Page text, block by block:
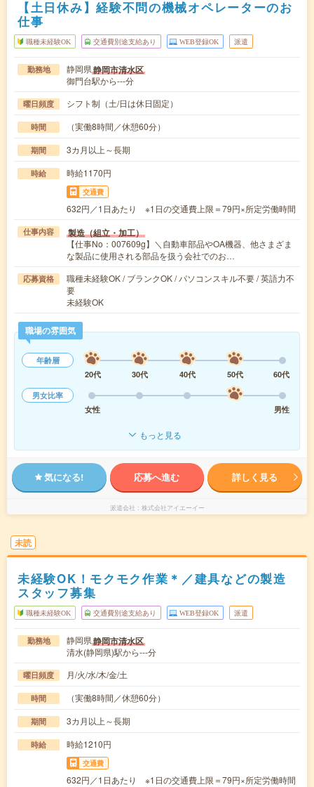
【土日休み】経験不問の機械オペレーターのお
仕事
職種未経験OK 交通費別途支給あり WEB登録OK 派遣
勤務地 静岡県静岡市清水区
御門台駅から---分
曜日頻度 シフト制（土/日は休日固定）
時間 （実働8時間／休憩60分）
期間 3カ月以上～長期
時給 時給1170円
交通費
632円／1日あたり ※1日の交通費上限＝79円×所定労働時間
仕事内容 製造（組立・加工）
【仕事No：007609g】＼自動車部品やOA機器、他さまざま
な製品に使用される部品を扱う会社でのお…
応募資格
職種未経験OK / ブランクOK / パソコンスキル不要 / 英語力不
要
未経験OK
職場の雰囲気
年齢層
20代
30代 40代 50代
60代
男女比率
女性
男性
もっと見る
気になる! 応募へ進む 詳しく見る
派遣会社 株式会社アイエーイー
未読
未経験OK！モクモク作業＊／建具などの製造
スタッフ募集
職種未経験OK 交通費別途支給あり WEB登録OK 派遣
勤務地 静岡県静岡市清水区
清水(静岡県)駅から---分
曜日頻度 月/火/水/木/金/土
時間 （実働8時間／休憩60分）
期間 3カ月以上～長期
時給 時給1210円
交通費
632円／1日あたり ※1日の交通費上限＝79円×所定労働時間